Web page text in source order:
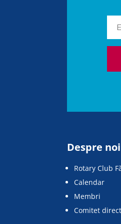
Despre noi
Rotary Club
Calendar
Membri
Comitet